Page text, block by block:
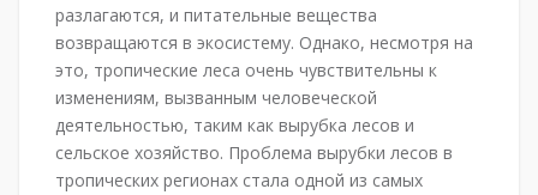
разлагаются, и питательные вещества
возвращаются в экосистему. Однако, несмотря на
это, тропические леса очень чувствительны к
изменениям, вызванным человеческой
деятельностью, таким как вырубка лесов и
сельское хозяйство. Проблема вырубки лесов в
тропических регионах стала одной из самых